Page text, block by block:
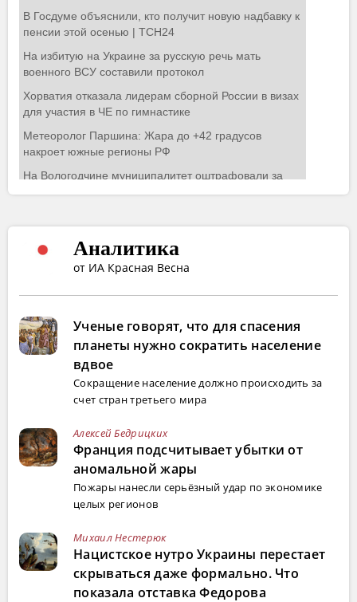
Аналитика
от ИА Красная Весна
Ученые говорят, что для спасения
планеты нужно сократить население
вдвое
Сокращение население должно происходить за
счет стран третьего мира
Алексей Бедрицких
Франция подсчитывает убытки от
аномальной жары
Пожары нанесли серьёзный удар по экономике
целых регионов
Михаил Нестерюк
Нацистское нутро Украины перестает
скрываться даже формально. Что
показала отставка Федорова